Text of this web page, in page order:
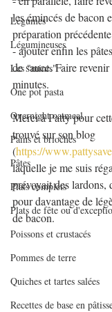
Légumes
Légumineuses
Les "minis"
One pot pasta
Overnight oatmeal
Pains et brioches
Pâtes
Plats complets
Plats de fête ou
Poissons et crustacés
Pommes de terre
Quiches et tartes salées
Recettes de base en
les émincés de bacon
préparation précédente
- ajouter enfin les
de sauce. Faire
minutes.
Merci à Patty pour
trouvé sur son blog
(https://
laquelle je me suis
prévoyait des lardons,
pour davantage de
de bacon.